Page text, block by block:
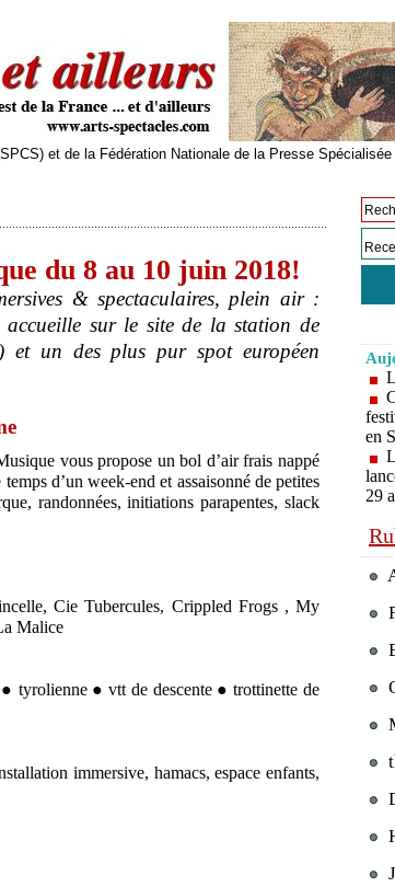
et de la Fédération Nationale de la Presse
du 8 au 10 juin 2018!
& spectaculaires, plein air :
sur le site de la station de
et un des plus pur spot européen
vous propose un bol d’air frais nappé
d’un week-end et assaisonné de petites
randonnées, initiations parapentes, slack
Cie Tubercules, Crippled Frogs , My
Malice
tyrolienne ● vtt de descente ● trottinette de
immersive, hamacs, espace enfants,
en
29